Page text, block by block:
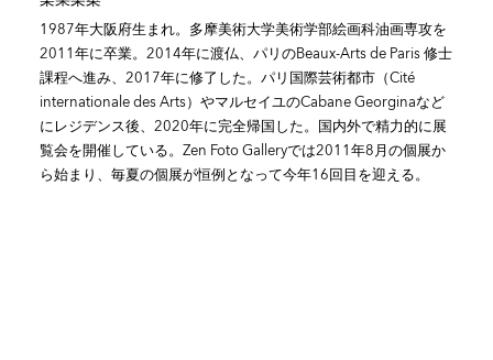
1987年大阪府生まれ。多摩美術大学美術学部絵画科油画専攻を
2011年に卒業。2014年に渡仏、パリのBeaux-Arts de Paris 修士
課程へ進み、2017年に修了した。パリ国際芸術都市（Cité
internationale des Arts）やマルセイユのCabane Georginaなど
にレジデンス後、2020年に完全帰国した。国内外で精力的に展
覧会を開催している。Zen Foto Galleryでは2011年8月の個展か
ら始まり、毎夏の個展が恒例となって今年16回目を迎える。